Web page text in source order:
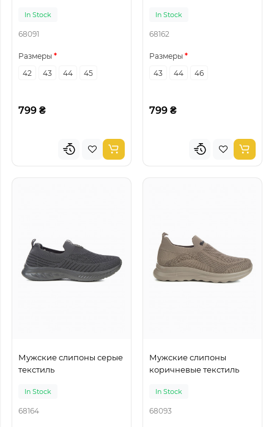
In Stock
68091
Размеры
42
43 44 45
799 ₴
In Stock
68162
Размеры
43
44 46
799 ₴
Мужские слипоны серые
текстиль
In Stock
68164
Мужские слипоны
коричневые текстиль
In Stock
68093